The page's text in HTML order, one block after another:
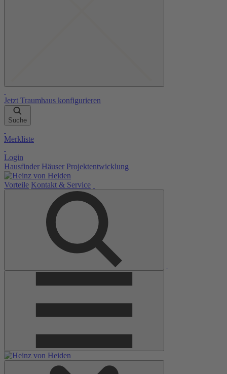
Jetzt Traumhaus konfigurieren
Suche
Merkliste
Login
Hausfinder Häuser Projektentwicklung
Vorteile Kontakt & Service